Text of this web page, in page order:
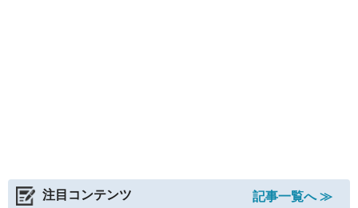
注目コンテンツ
記事一覧へ ≫